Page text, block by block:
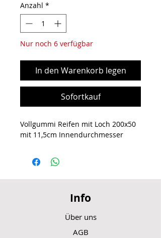
Anzahl *
Nur noch 6 verfügbar
In den Warenkorb legen
Sofortkauf
Vollgummi Reifen mit Loch 200x50
mit 11,5cm Innendurchmesser
Info
Über uns
AGB